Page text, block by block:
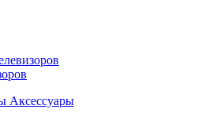
Аксессуары